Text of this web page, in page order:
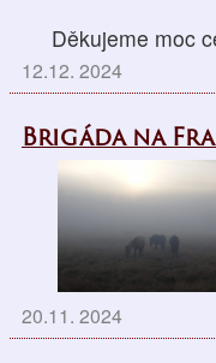
Děkujeme moc
12.12. 2024
Brigáda na
20.11. 2024